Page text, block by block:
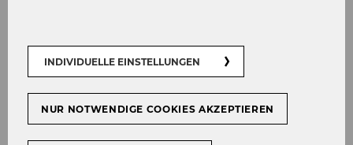
FASB Ac­coun­ting Stan­dards Co­di­fi­ca­ti­on
ent­hält dieame­ri­ka­ni­schen Rech­nungs­le­
Stan­dards Board (FASB).
INDIVIDUELLE EINSTELLUNGEN
NUR NOTWENDIGE COOKIES AKZEPTIEREN